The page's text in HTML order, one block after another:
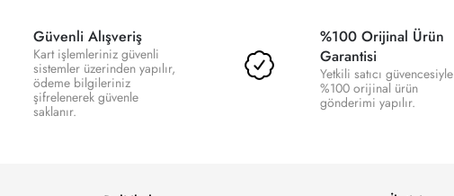
Güvenli Alışveriş
Kart işlemleriniz güvenli
sistemler üzerinden yapılır,
ödeme bilgileriniz
şifrelenerek güvenle
saklanır.
%100 Orijinal Ürün
Garantisi
Yetkili satıcı güvencesiyle
%100 orijinal ürün
gönderimi yapılır.